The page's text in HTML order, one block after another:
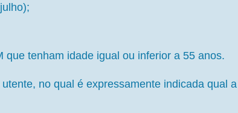
tenham idade igual ou inferior a 55 anos.
no qual é expressamente indicada qual a